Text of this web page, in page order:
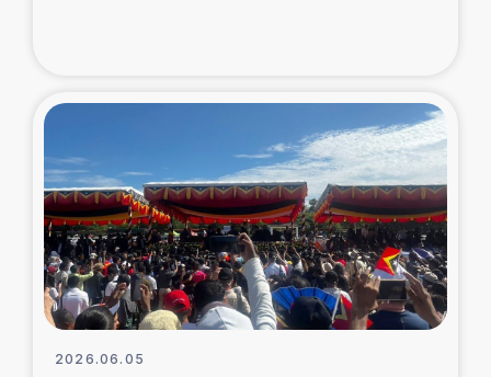
デニヤヤ小規模紅茶農家支援
コーヒー生産者支援
アイナロ県マウベシ郡でのコーヒー畑改善事業
ベイルート大規模爆発被災者支援
女性の生計向上支援
2026.06.05